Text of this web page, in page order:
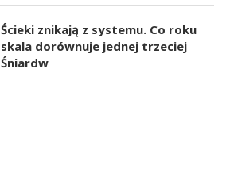
Ścieki znikają z systemu. Co roku
skala dorównuje jednej trzeciej
Śniardw